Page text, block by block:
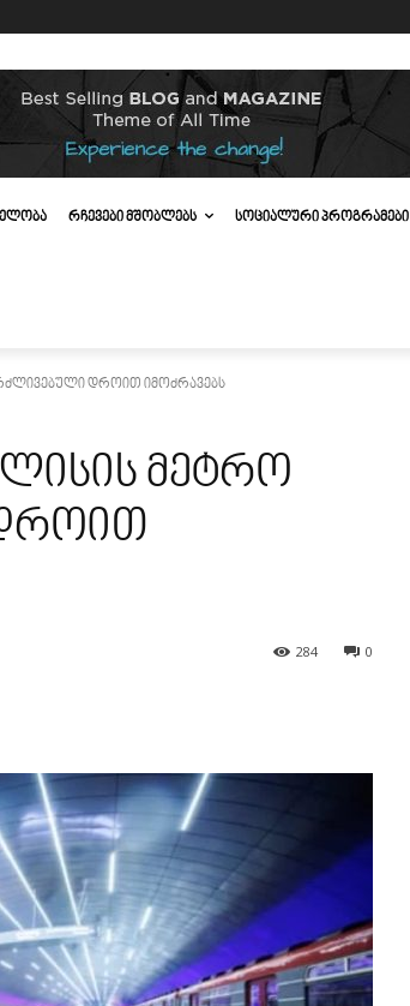
ᲠᲩᲔᲕᲔᲑᲘ ᲛᲨᲝᲑᲚᲔᲑᲡ ᲡᲝᲪᲘᲐᲚᲣᲠᲘ ᲞᲠᲝᲒᲠᲐᲛᲔᲑᲘ
დროით იმოძრავებს
მეტრო
0
284